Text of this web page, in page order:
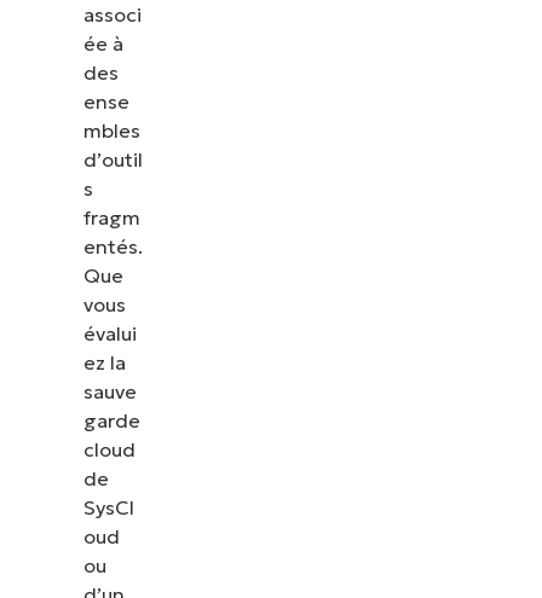
associ
ée à
des
ense
mbles
d’outil
s
fragm
entés.
Que
vous
évalui
ez la
sauve
garde
cloud
de
SysCl
oud
ou